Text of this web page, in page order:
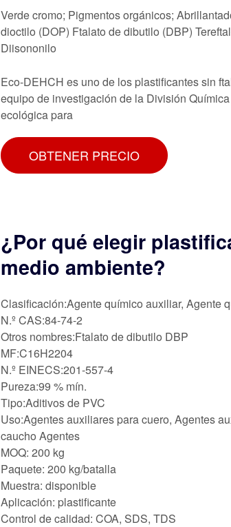
Verde cromo; Pigmentos orgánicos;
dioctilo (DOP) Ftalato de dibutilo (DBP)
Diisononilo
Eco-DEHCH es uno de los plastificantes sin
equipo de investigación de la División
ecológica para
OBTENER PRECIO
¿Por qué elegir
medio ambiente?
Clasificación:Agente químico auxiliar, Agente
N.º CAS:84-74-2
Otros nombres:Ftalato de dibutilo DBP
MF:C16H2204
N.º EINECS:201-557-4
Pureza:99 % mín.
Tipo:Aditivos de PVC
Uso:Agentes auxiliares para cuero, Agentes
caucho Agentes
MOQ: 200 kg
Paquete: 200 kg/batalla
Muestra: disponible
Aplicación: plastificante
Control de calidad: COA, SDS, TDS